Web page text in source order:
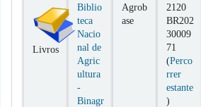
Livros
Biblio
teca
Nacio
nal de
Agric
ultura
-
Binagr
Agrob
ase
2120
BR202
30009
71
(Perco
rrer
estante
(Abre
)